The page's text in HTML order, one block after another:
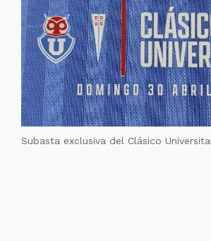
Subasta exclusiva del Clásico